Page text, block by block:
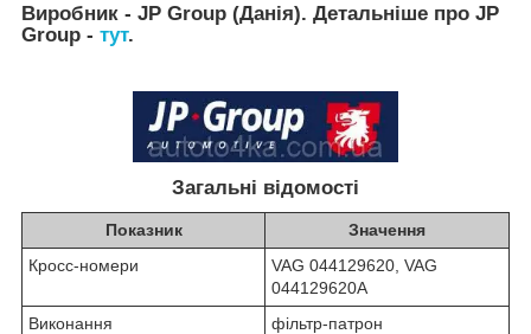
Виробник - JP Group (Данія). Детальніше про JP
Group - тут.
Загальні відомості
Показник
Значення
Кросс-номери
VAG 044129620, VAG
044129620A
Виконання
фільтр-патрон